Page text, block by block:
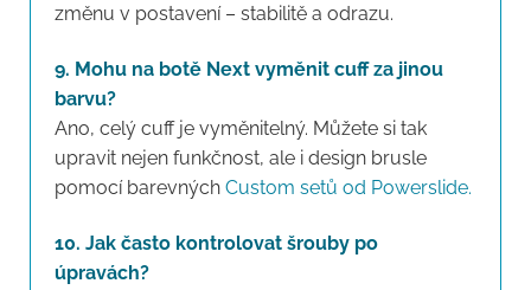
změnu v postavení – stabilitě a odrazu.
9. Mohu na botě Next vyměnit cuff za jinou
barvu?
Ano, celý cuff je vyměnitelný. Můžete si tak
upravit nejen funkčnost, ale i design brusle
pomocí barevných Custom setů od Powerslide.
10. Jak často kontrolovat šrouby po
úpravách?